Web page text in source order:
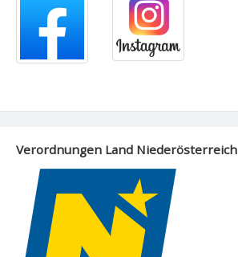
Verordnungen Land Niederösterreich